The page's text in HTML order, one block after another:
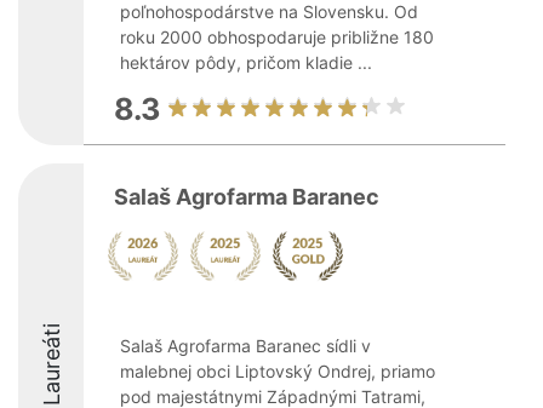
poľnohospodárstve na Slovensku. Od
roku 2000 obhospodaruje približne 180
hektárov pôdy, pričom kladie ...
8.3
Laureáti
Salaš Agrofarma Baranec
Salaš Agrofarma Baranec sídli v
malebnej obci Liptovský Ondrej, priamo
pod majestátnymi Západnými Tatrami,